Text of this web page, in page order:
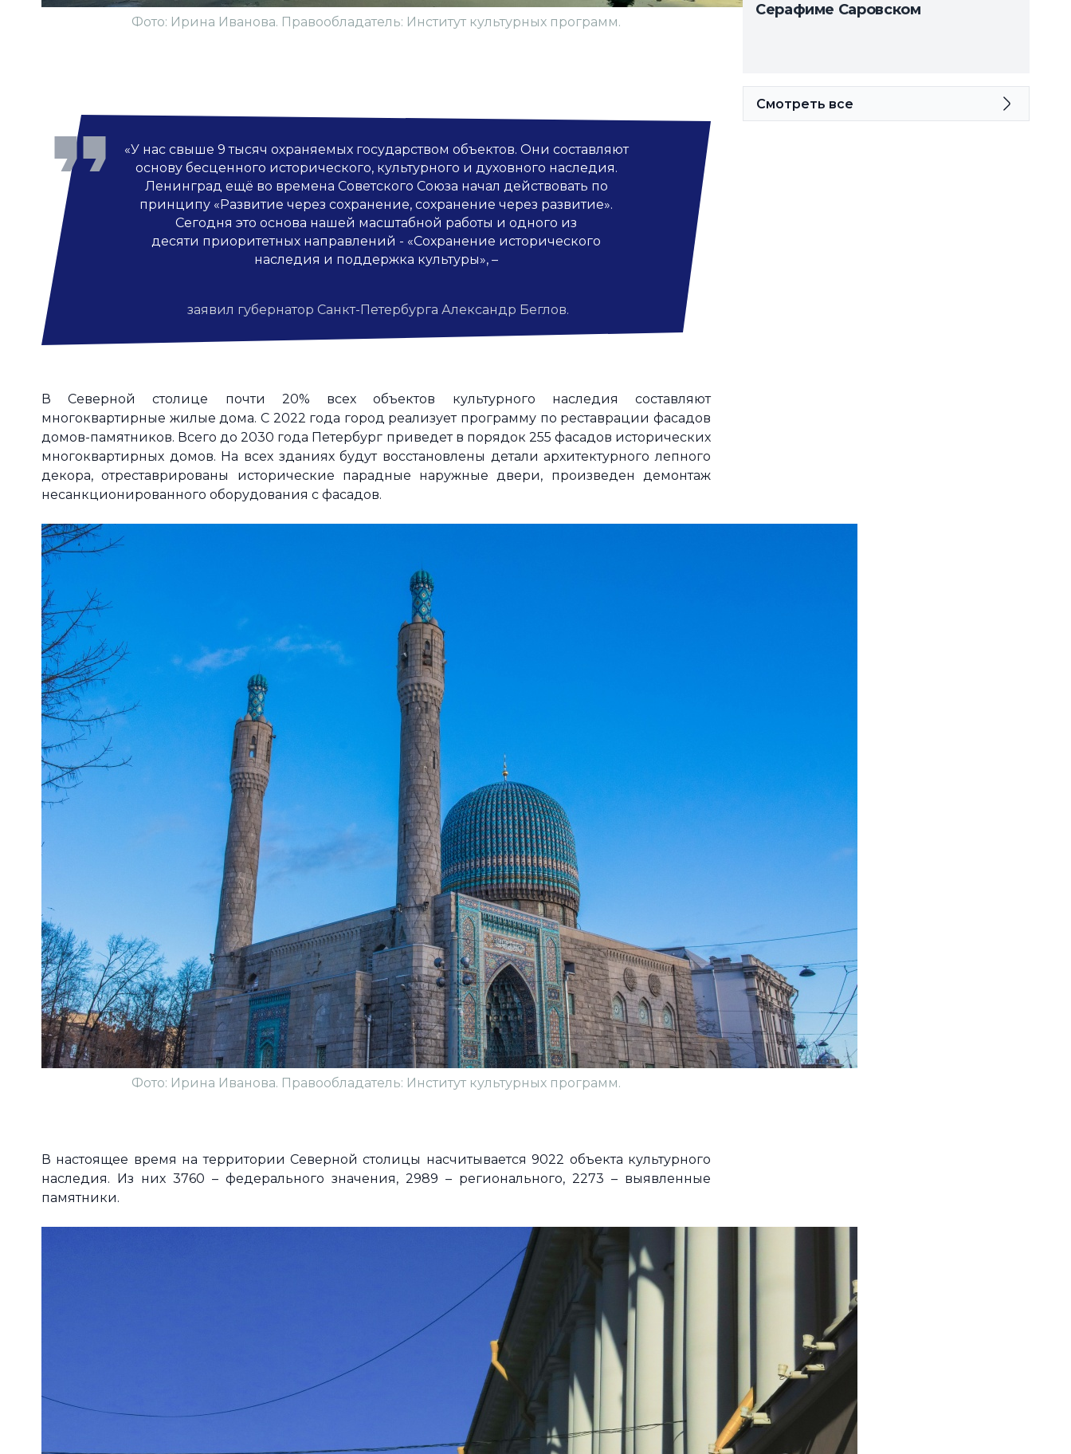
Фото: Ирина Иванова. Правообладатель: Институт культурных программ.
«У нас свыше 9 тысяч охраняемых государством объектов. Они составляют
основу бесценного исторического, культурного и духовного наследия.
Ленинград ещё во времена Советского Союза начал действовать по
принципу «Развитие через сохранение, сохранение через развитие».
Сегодня это основа нашей масштабной работы и одного из
десяти приоритетных направлений - «Сохранение исторического
наследия и поддержка культуры», –
заявил губернатор Санкт-Петербурга Александр Беглов.
В Северной столице почти 20% всех объектов культурного наследия составляют
многоквартирные жилые дома. С 2022 года город реализует программу по реставрации фасадов
домов-памятников. Всего до 2030 года Петербург приведет в порядок 255 фасадов исторических
многоквартирных домов. На всех зданиях будут восстановлены детали архитектурного лепного
декора, отреставрированы исторические парадные наружные двери, произведен демонтаж
несанкционированного оборудования с фасадов.
Фото: Ирина Иванова. Правообладатель: Институт культурных программ.
В настоящее время на территории Северной столицы насчитывается 9022 объекта культурного
наследия. Из них 3760 – федерального значения, 2989 – регионального, 2273 – выявленные
памятники.
Серафиме Саровском
Смотреть все